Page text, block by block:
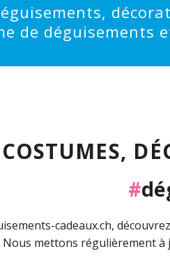
de
COSTUMES,
#
cadeaux.ch,
Nous mettons régulièrement à